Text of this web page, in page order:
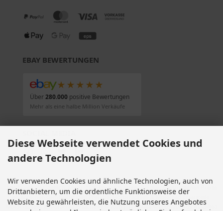
EBAY BEWERTUNGEN
★★★★★
Über280.000positive Bewertungen
Mehr als eine halbe Million Verkäufe
Alle Preise inkl. gesetzl. MwSt. zzgl. Versandkosten . Die durchgestrichenen Preise
entsprechen dem bisherigen Preis bei Motorradteile & Motorrad Ersatzteile.
Motorradteile & Motorrad Ersatzteile © 2026 | Template © 2009-2026 by modified
Diese Webseite verwendet Cookies und
andere Technologien
Wir verwenden Cookies und ähnliche Technologien, auch von
Drittanbietern, um die ordentliche Funktionsweise der
Website zu gewährleisten, die Nutzung unseres Angebotes